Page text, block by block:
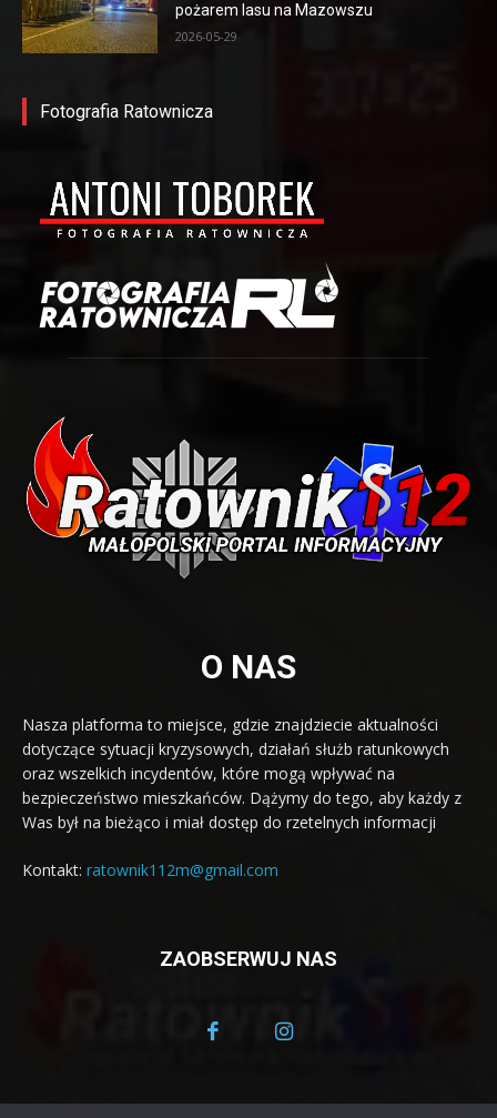
pożarem lasu na Mazowszu
2026-05-29
Fotografia Ratownicza
O NAS
Nasza platforma to miejsce, gdzie znajdziecie aktualności
dotyczące sytuacji kryzysowych, działań służb ratunkowych
oraz wszelkich incydentów, które mogą wpływać na
bezpieczeństwo mieszkańców. Dążymy do tego, aby każdy z
Was był na bieżąco i miał dostęp do rzetelnych informacji
Kontakt: ratownik112m@gmail.com
ZAOBSERWUJ NAS